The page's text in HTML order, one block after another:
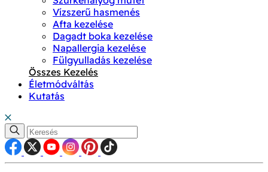
Vízszerű hasmenés
Afta kezelése
Dagadt boka kezelése
Napallergia kezelése
Fülgyulladás kezelése
Összes Kezelés
Életmódváltás
Kutatás